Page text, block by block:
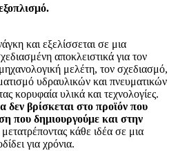
και εξελίσσεται σε μια
αποκλειστικά για τον
μελέτη, τον σχεδιασμό,
υδραυλικών και πνευματικών
κορυφαία υλικά και τεχνολογίες.
δεν βρίσκεται στο προϊόν που
που δημιουργούμε και στην
μετατρέποντας κάθε ιδέα σε μια
για χρόνια.